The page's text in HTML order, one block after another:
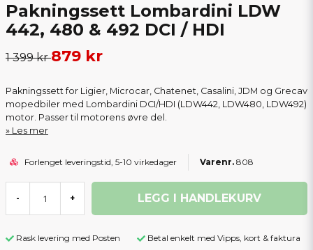
Pakningssett Lombardini LDW
442, 480 & 492 DCI / HDI
1 399 kr879 kr
Pakningssett for Ligier, Microcar, Chatenet, Casalini, JDM og Grecav
mopedbiler med Lombardini DCI/HDI (LDW442, LDW480, LDW492)
motor. Passer til motorens øvre del.
Les mer
Forlenget leveringstid, 5-10 virkedager 808
- + LEGG I HANDLEKURV
Rask levering med Posten Betal enkelt med Vipps, kort & faktura